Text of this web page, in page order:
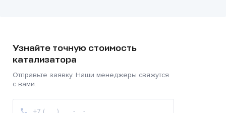
Узнайте точную стоимость
катализатора
Отправьте заявку. Наши менеджеры свяжутся
с вами.